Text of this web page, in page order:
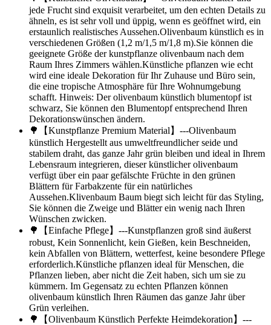
jede Frucht sind exquisit verarbeitet, um den echten Details zu
ähneln, es ist sehr voll und üppig, wenn es geöffnet wird, ein
erstaunlich realistisches Aussehen.Olivenbaum künstlich es in
verschiedenen Größen (1,2 m/1,5 m/1,8 m).Sie können die
geeignete Größe der kunstpflanze olivenbaum nach dem
Raum Ihres Zimmers wählen.Künstliche pflanzen wie echt
wird eine ideale Dekoration für Ihr Zuhause und Büro sein,
die eine tropische Atmosphäre für Ihre Wohnumgebung
schafft. Hinweis: Der olivenbaum künstlich blumentopf ist
schwarz, Sie können den Blumentopf entsprechend Ihren
Dekorationswünschen ändern.
🌳【Kunstpflanze Premium Material】---Olivenbaum
künstlich Hergestellt aus umweltfreundlicher seide und
stabilem draht, das ganze Jahr grün bleiben und ideal in Ihrem
Lebensraum integrieren, dieser künstlicher olivenbaum
verfügt über ein paar gefälschte Früchte in den grünen
Blättern für Farbakzente für ein natürliches
Aussehen.Klivenbaum Baum biegt sich leicht für das Styling,
Sie können die Zweige und Blätter ein wenig nach Ihren
Wünschen zwicken.
🌳【Einfache Pflege】---Kunstpflanzen groß sind äußerst
robust, Kein Sonnenlicht, kein Gießen, kein Beschneiden,
kein Abfallen von Blättern, wetterfest, keine besondere Pflege
erforderlich.Künstliche pflanzen ideal für Menschen, die
Pflanzen lieben, aber nicht die Zeit haben, sich um sie zu
kümmern. Im Gegensatz zu echten Pflanzen können
olivenbaum künstlich Ihren Räumen das ganze Jahr über
Grün verleihen.
🌳【Olivenbaum Künstlich Perfekte Heimdekoration】---